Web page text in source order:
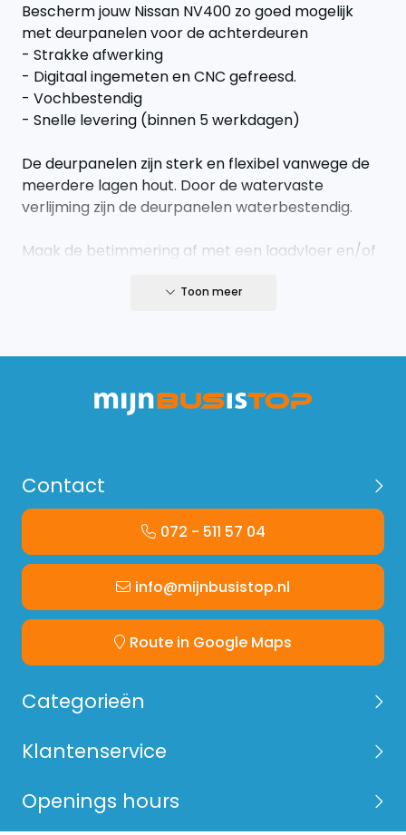
Bescherm jouw Nissan NV400 zo goed mogelijk
met deurpanelen voor de achterdeuren
- Strakke afwerking
- Digitaal ingemeten en CNC gefreesd.
- Vochbestendig
- Snelle levering (binnen 5 werkdagen)
De deurpanelen zijn sterk en flexibel vanwege de
meerdere lagen hout. Door de watervaste
verlijming zijn de deurpanelen waterbestendig.
Maak de betimmering af met een laadvloer en/of
- deurpanelen achterdeuren onderzijde (2 stuks)
- deurpanelen boven-bovenzijde (top panelen 2
Toon meer
Contact
072 - 511 57 04
info@mijnbusistop.nl
Route in Google Maps
Categorieën
Klantenservice
Openings hours